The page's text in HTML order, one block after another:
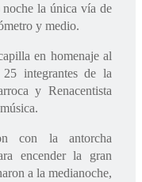
la única vía de
y medio.
en homenaje al
integrantes de la
y Renacentista
con la antorcha
encender la gran
a la medianoche,